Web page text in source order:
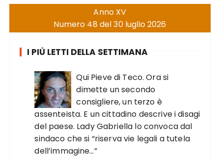
Anno XV
Numero 48 del 30 luglio 2026
I PIÙ LETTI DELLA SETTIMANA
Qui Pieve di Teco. Ora si
dimette un secondo
consigliere, un terzo è
assenteista. E un cittadino descrive i disagi
del paese. Lady Gabriella lo convoca dal
sindaco che si “riserva vie legali a tutela
dell’immagine…”